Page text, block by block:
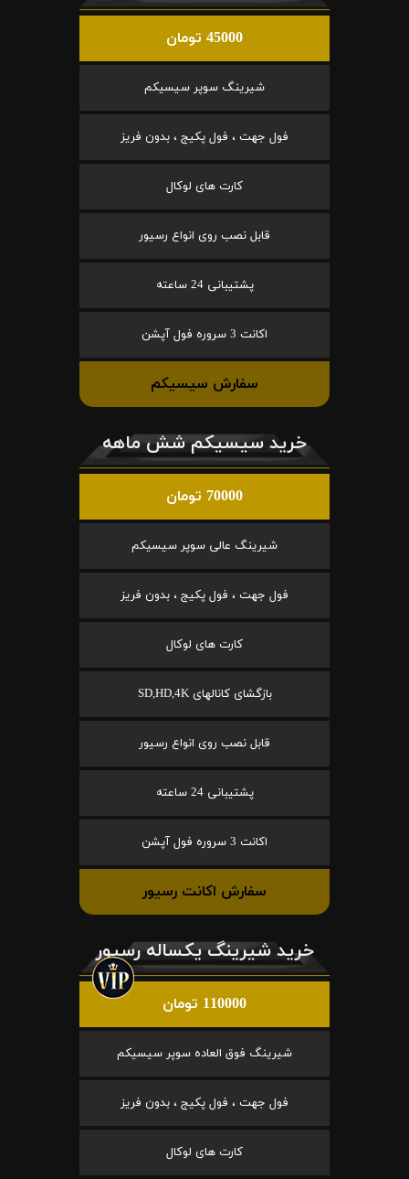
45000 تومان
شیرینگ سوپر سیسیکم
فول جهت ، فول پکیج ، بدون فریز
کارت های لوکال
قابل نصب روی انواع رسیور
پشتیبانی 24 ساعته
اکانت 3 سروره فول آپشن
سفارش سیسیکم
خرید سیسیکم شش ماهه
70000 تومان
شیرینگ عالی سوپر سیسیکم
فول جهت ، فول پکیج ، بدون فریز
کارت های لوکال
بازگشای کانالهای SD,HD,4K
قابل نصب روی انواع رسیور
پشتیبانی 24 ساعته
اکانت 3 سروره فول آپشن
سفارش اکانت رسیور
خرید شیرینگ یکساله رسیور
110000 تومان
شیرینگ فوق العاده سوپر سیسیکم
فول جهت ، فول پکیج ، بدون فریز
کارت های لوکال